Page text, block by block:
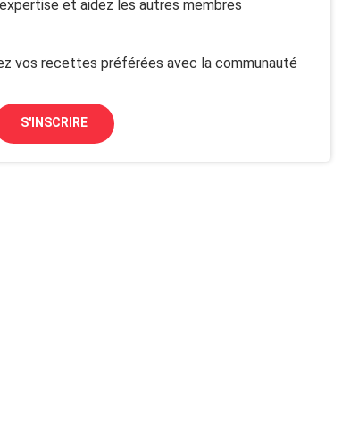
et aidez les autres membres
vos recettes préférées avec la communauté
S'INSCRIRE